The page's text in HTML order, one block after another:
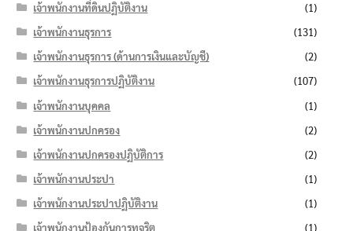
เจ้าพนักงานที่ดินปฏิบัติงาน
(1)
เจ้าพนักงานธุรการ
(131)
เจ้าพนักงานธุรการ (ด้านการเงินและบัญชี)
(2)
เจ้าพนักงานธุรการปฏิบัติงาน
(107)
เจ้าพนักงานบุคคล
(1)
เจ้าพนักงานปกครอง
(2)
เจ้าพนักงานปกครองปฏิบัติการ
(2)
เจ้าพนักงานประปา
(1)
เจ้าพนักงานประปาปฏิบัติงาน
(1)
เจ้าพนักงานป้องกันการทุจริต
(1)